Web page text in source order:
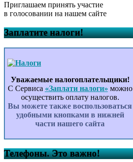
Приглашаем принять участие
в голосовании на нашем сайте
Заплатите налоги!
Уважаемые налогоплательщики!
С Сервиса «Заплати налоги» можно
осуществить оплату налогов.
Вы можете также воспользоваться
удобными кнопками в нижней
части нашего сайта
Телефоны. Это важно!